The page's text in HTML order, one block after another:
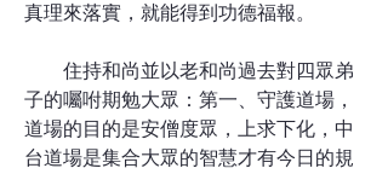
真理來落實，就能得到功德福報。
住持和尚並以老和尚過去對四眾弟
子的囑咐期勉大眾：第一、守護道場，
道場的目的是安僧度眾，上求下化，中
台道場是集合大眾的智慧才有今日的規